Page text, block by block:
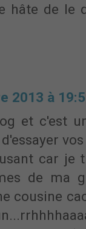
hâte de le
2013 à
et c'est
car je
de ma
cousine